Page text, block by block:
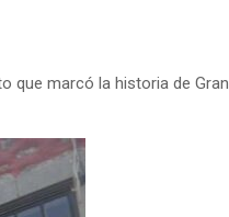
que marcó la historia de Gran